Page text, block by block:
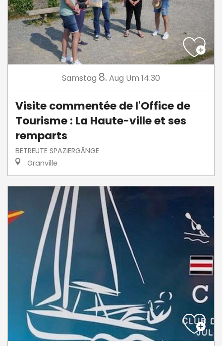
Samstag 8. Aug Um 14:30
Visite commentée de l'Office de
Tourisme : La Haute-ville et ses
remparts
BETREUTE SPAZIERGÄNGE
Granville